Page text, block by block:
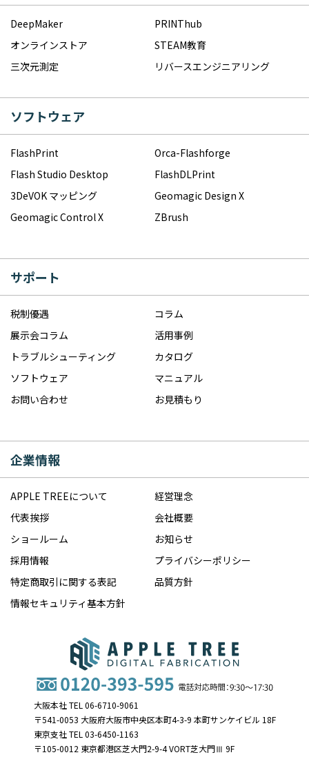
DeepMaker
PRINThub
オンラインストア
STEAM教育
三次元測定
リバースエンジニアリング
ソフトウェア
FlashPrint
Orca-Flashforge
Flash Studio Desktop
FlashDLPrint
3DeVOK マッピング
Geomagic Design X
Geomagic Control X
ZBrush
サポート
税制優遇
コラム
展示会コラム
活用事例
トラブルシューティング
カタログ
ソフトウェア
マニュアル
お問い合わせ
お見積もり
企業情報
APPLE TREEについて
経営理念
代表挨拶
会社概要
ショールーム
お知らせ
採用情報
プライバシーポリシー
特定商取引に関する表記
品質方針
情報セキュリティ基本方針
大阪本社 TEL 06-6710-9061
〒541-0053 大阪府大阪市中央区本町4-3-9 本町サンケイビル 18F
東京支社 TEL 03-6450-1163
〒105-0012 東京都港区芝大門2-9-4 VORT芝大門Ⅲ 9F